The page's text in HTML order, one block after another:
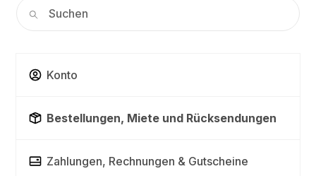
Konto
Bestellungen, Miete und Rücksendungen
Zahlungen, Rechnungen & Gutscheine